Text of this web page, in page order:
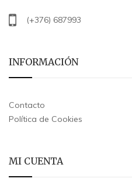
(+376) 687993
INFORMACIÓN
Contacto
Política de Cookies
MI CUENTA